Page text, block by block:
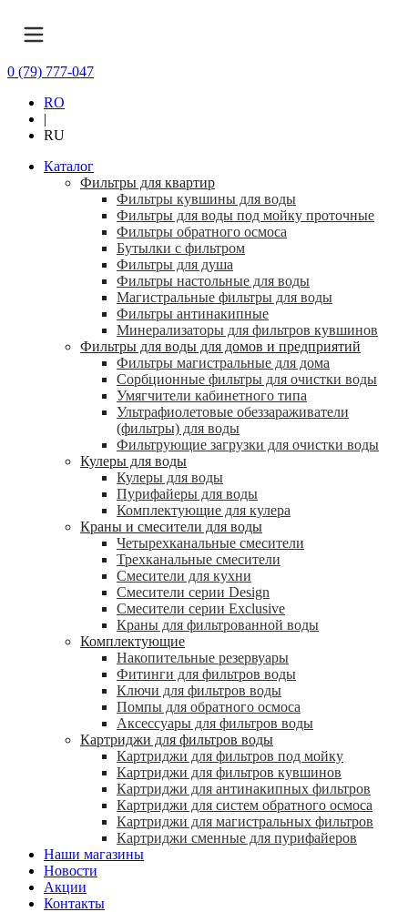
0 (79) 777-047
RO
|
RU
Каталог
Фильтры для квартир
Фильтры кувшины для воды
Фильтры для воды под мойку проточные
Фильтры обратного осмоса
Бутылки с фильтром
Фильтры для душа
Фильтры настольные для воды
Магистральные фильтры для воды
Фильтры антинакипные
Минерализаторы для фильтров кувшинов
Фильтры для воды для домов и предприятий
Фильтры магистральные для дома
Сорбционные фильтры для очистки воды
Умягчители кабинетного типа
Ультрафиолетовые обеззараживатели
(фильтры) для воды
Фильтрующие загрузки для очистки воды
Кулеры для воды
Кулеры для воды
Пурифайеры для воды
Комплектующие для кулера
Краны и смесители для воды
Четырехканальные смесители
Трехканальные смесители
Смесители для кухни
Смесители серии Design
Смесители серии Exclusive
Краны для фильтрованной воды
Комплектующие
Накопительные резервуары
Фитинги для фильтров воды
Ключи для фильтров воды
Помпы для обратного осмоса
Аксессуары для фильтров воды
Картриджи для фильтров воды
Картриджи для фильтров под мойку
Картриджи для фильтров кувшинов
Картриджи для антинакипных фильтров
Картриджи для систем обратного осмоса
Картриджи для магистральных фильтров
Картриджи сменные для пурифайеров
Наши магазины
Новости
Акции
Контакты